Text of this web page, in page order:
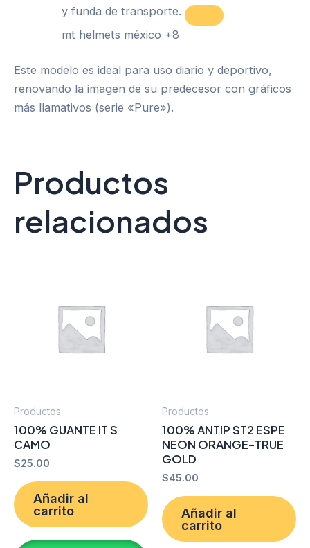
y funda de transporte.
mt helmets méxico +8
Este modelo es ideal para uso diario y deportivo,
renovando la imagen de su predecesor con gráficos
más llamativos (serie «Pure»).
Productos
relacionados
Productos
100% GUANTE IT S
CAMO
$25.00
Añadir al
carrito
Productos
100% ANTIP ST2 ESPE
NEON ORANGE-TRUE
GOLD
$45.00
Añadir al
carrito